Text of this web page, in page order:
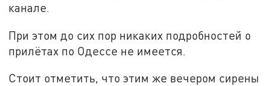
канале.
При этом до сих пор никаких подробностей о
прилётах по Одессе не имеется.
Стоит отметить, что этим же вечером сирены